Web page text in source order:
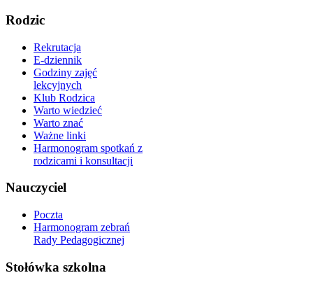
Rodzic
Rekrutacja
E-dziennik
Godziny zajęć
lekcyjnych
Klub Rodzica
Warto wiedzieć
Warto znać
Ważne linki
Harmonogram spotkań z
rodzicami i konsultacji
Nauczyciel
Poczta
Harmonogram zebrań
Rady Pedagogicznej
Stołówka szkolna